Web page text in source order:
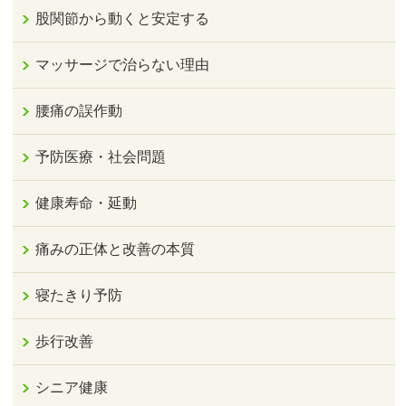
股関節から動くと安定する
マッサージで治らない理由
腰痛の誤作動
予防医療・社会問題
健康寿命・延動
痛みの正体と改善の本質
寝たきり予防
歩行改善
シニア健康